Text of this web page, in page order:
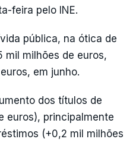
feira pelo INE.
pública, na ótica de
mil milhões de euros,
em junho.
dos títulos de
euros), principalmente
(+0,2 mil milhões